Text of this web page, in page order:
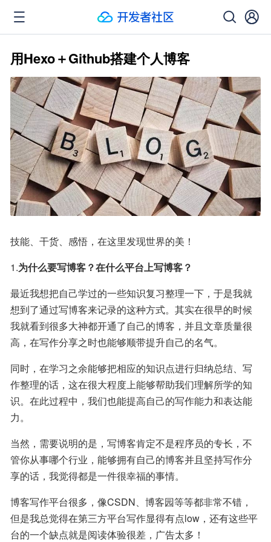
用Hexo＋Github搭建个人博客
技能、干货、感悟，在这里发现世界的美！
1.为什么要写博客？在什么平台上写博客？
最近我想把自己学过的一些知识复习整理一下，于是我就
想到了通过写博客来记录的这种方式。其实在很早的时候
我就看到很多大神都开通了自己的博客，并且文章质量很
高，在写作分享之时也能够顺带提升自己的名气。
同时，在学习之余能够把相应的知识点进行归纳总结、写
作整理的话，这在很大程度上能够帮助我们理解所学的知
识。在此过程中，我们也能提高自己的写作能力和表达能
力。
当然，需要说明的是，写博客肯定不是程序员的专长，不
管你从事哪个行业，能够拥有自己的博客并且坚持写作分
享的话，我觉得都是一件很幸福的事情。
博客写作平台很多，像CSDN、博客园等等都非常不错，
但是我总觉得在第三方平台写作显得有点low，还有这些平
台的一个缺点就是阅读体验很差，广告太多！